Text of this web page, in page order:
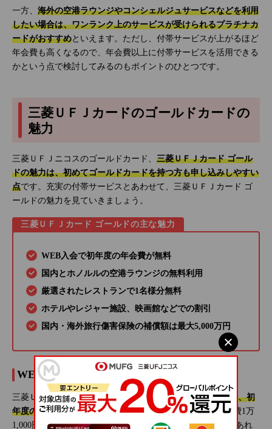
一方、 海外の空港ラウンジやコンシェルジュサービスなどを利用
したい場合は、ワンランク上のサービスが受けられるプラチナカ
ードがおすすめといえます。ただし、付帯サービスが上がるほど
年会費も高くなるので、年会費以上に付帯サービスを活用できる
かという点で検討してみるのもポイントのひとつです。
三菱ＵＦＪカードのゴールドカードの
魅力
三菱ＵＦＪニコスのゴールドカード、 三菱ＵＦＪカード ゴール
ドの魅力は、初めてゴールドカードを持つ方も申し込みしやすい
点です。充実の付帯サービスとあわせて、三菱ＵＦＪカード ゴ
ールドの魅力を見ていきましょう。
三菱ＵＦＪカード ゴールドの主な魅力
WEB入会で初年度の年会費が無料
国内とホノルルの空港ラウンジの無料利用
厳選されたレストランで1名様分無料
ホテルやレジャー施設、映画館などでの割引
国内・海外旅行傷害保険の補償額は最大5,000万円
WEB入会で初年度の年会費が無料
三菱ＵＦＪカード ゴールドは、WEBサイトから入会すると、初
年度の年会費が無料になります。入会した翌年からは年会費1万
1,000円（税込）がかかりますが、初年度の年会費が無料であれ